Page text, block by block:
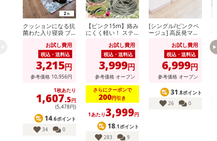
クッションになる抗
菌わた入り寝袋 ブ
お試し費用
税込・送料込
3,215円
参考価格 10,956円
1枚あたり
1,607.5円
(5,478円)
14.6ポイント
34
0
【ピンク15m】絡み
にくく軽い！ ステ
ース (散水パター
ン：7種類切替可)
お試し費用
税込・送料込
3,999円
参考価格 オープン
さらにクーポンで
200円引き
1あたり3,999円
18.1ポイント
283
9
[シングル/ピンクベ
ージュ] 高反発マッ
チ 130N (カバー付)
※日本製
お試し費用
税込・送料込
6,999円
参考価格 オープン
31 .8ポイント
26
0